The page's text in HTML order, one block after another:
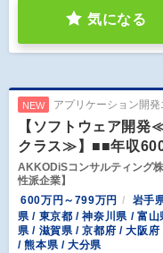
気になる
NEW アプリケーション開発
【ソフトウェア開
クラス≫】■■年収
AKKODiSコンサルティング
性派企業】
600万円～799万円
岩手
県 / 東京都 / 神奈川県 / 富
県 / 滋賀県 / 京都府 / 大阪
/ 熊本県 / 大分県